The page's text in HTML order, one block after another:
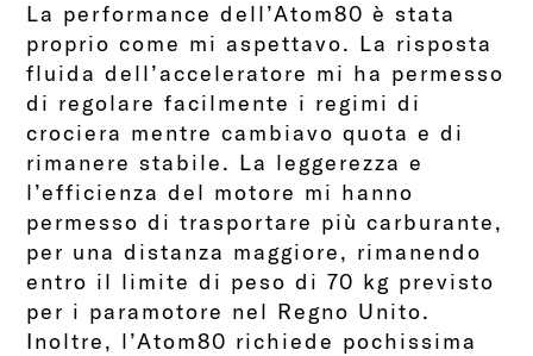
La performance dell’Atom80 è stata
proprio come mi aspettavo. La risposta
fluida dell’acceleratore mi ha permesso
di regolare facilmente i regimi di
crociera mentre cambiavo quota e di
rimanere stabile. La leggerezza e
l’efficienza del motore mi hanno
permesso di trasportare più carburante,
per una distanza maggiore, rimanendo
entro il limite di peso di 70 kg previsto
per i paramotore nel Regno Unito.
Inoltre, l’Atom80 richiede pochissima